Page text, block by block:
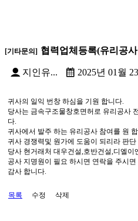
[기타문의] 협력업체등록(유리공
지인유... 2025년 01월
귀사의 일익 번창 하심을 기원 합니다.
당사는 금속구조물창호면허로 유리공사
다.
귀사에서 발주 하는 유리공사 참여를 원
귀사 경쟁력및 원가에 도움이 되리라 판단
당사 현거래처 대우건설,호반건설,디엘이
공사 지명원이 필요 하시면 연락을 주시
감사 합니다.
목록 수정 삭제